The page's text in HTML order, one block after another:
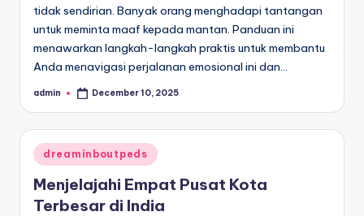
tidak sendirian. Banyak orang menghadapi tantangan
untuk meminta maaf kepada mantan. Panduan ini
menawarkan langkah-langkah praktis untuk membantu
Anda menavigasi perjalanan emosional ini dan…
Posted
admin December 10, 2025
Posted
in
dreaminboutpeds
Menjelajahi Empat Pusat Kota
Terbesar di India